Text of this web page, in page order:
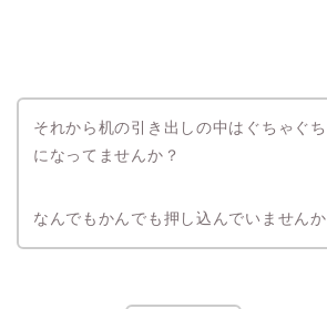
それから机の引き出しの中はぐちゃぐ
になってませんか？
なんでもかんでも押し込んでいませんか